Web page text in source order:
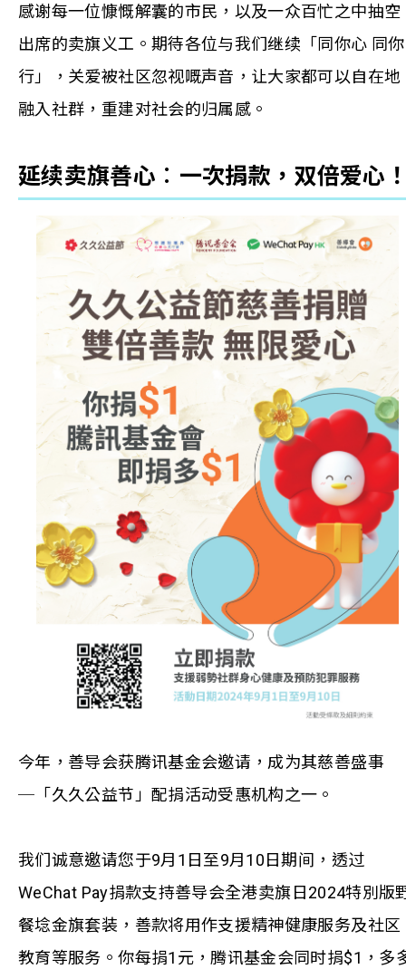
感谢每一位慷慨解囊的市民，以及一众百忙之中抽空
出席的卖旗义工。期待各位与我们继续「同你心 同你
行」，关爱被社区忽视嘅声音，让大家都可以自在地
融入社群，重建对社会的归属感。
延续卖旗善心︰一次捐款，双倍爱心
今年，善导会获腾讯基金会邀请，成为其慈善盛事
─「久久公益节」配捐活动受惠机构之一。
我们诚意邀请您于9月1日至9月10日期间，透过
WeChat Pay捐款支持善导会全港卖旗日2024特別版
餐埝金旗套装，善款将用作支援精神健康服务及社区
教育等服务。你每捐1元，腾讯基金会同时捐$1，多